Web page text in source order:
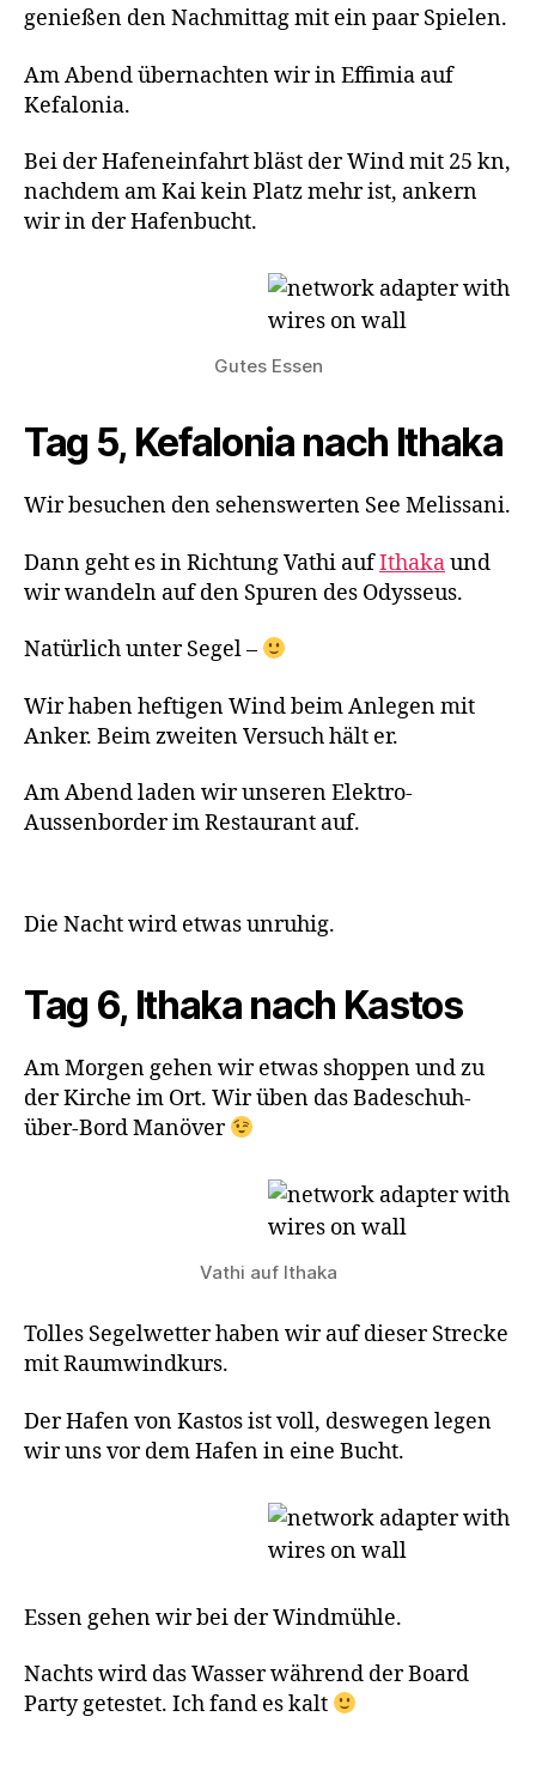
genießen den Nachmittag mit ein paar Spielen.
Am Abend übernachten wir in Effimia auf
Kefalonia.
Bei der Hafeneinfahrt bläst der Wind mit 25 kn,
nachdem am Kai kein Platz mehr ist, ankern
wir in der Hafenbucht.
Gutes Essen
Tag 5, Kefalonia nach Ithaka
Wir besuchen den sehenswerten See Melissani.
Dann geht es in Richtung Vathi aufIthakaund
wir wandeln auf den Spuren des Odysseus.
Natürlich unter Segel –
Wir haben heftigen Wind beim Anlegen mit
Anker. Beim zweiten Versuch hält er.
Am Abend laden wir unseren Elektro-
Aussenborder im Restaurant auf.
Die Nacht wird etwas unruhig.
Tag 6, Ithaka nach Kastos
Am Morgen gehen wir etwas shoppen und zu
der Kirche im Ort. Wir üben das Badeschuh-
über-Bord Manöver
Vathi auf Ithaka
Tolles Segelwetter haben wir auf dieser Strecke
mit Raumwindkurs.
Der Hafen von Kastos ist voll, deswegen legen
wir uns vor dem Hafen in eine Bucht.
Essen gehen wir bei der Windmühle.
Nachts wird das Wasser während der Board
Party getestet. Ich fand es kalt